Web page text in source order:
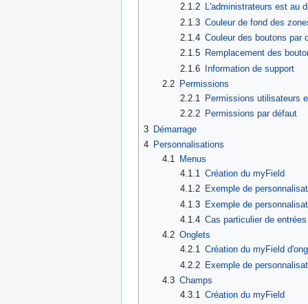
2.1.2 L'administrateurs est au
2.1.3 Couleur de fond des
2.1.4 Couleur des boutons par
2.1.5 Remplacement des
2.1.6 Information de support
2.2
Permissions
2.2.1
Permissions utilisateurs
2.2.2 Permissions par défaut
3 Démarrage
4 Personnalisations
4.1
Menus
4.1.1
Création du myField
4.1.2 Exemple de
4.1.3 Exemple de
4.1.4 Cas particulier de
4.2 Onglets
4.2.1 Création du myField
4.2.2 Exemple de
4.3 Champs
4.3.1
Création du myField